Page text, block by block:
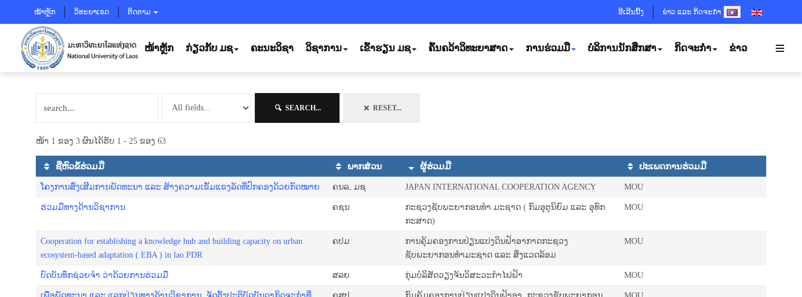
ໝ້າຫຼັກ ວິທະຍາເຂດ ຕິດຕາມ ອີເລີນນີ້ງ ຂ່າວ ແລະ ກິດຈະກຳSELECT YOUR
ໜ້າຫຼັກ ກ່ຽວກັບ ມຊ ຄະນະວິຊາ ວິຊາການ ເຂົ້າຮຽນ ມຊ ຄົ້ນຄວ້າວິທະຍາສາດ ການຮ່ວມມື ບໍລິການນັກສຶກສາ ກິດຈະກຳ ຂ່າວ
SEARCH... RESET...
ໜ້າ 1 ຂອງ 3 ຜົນໄດ້ຮັບ 1 - 25 ຂອງ 63
ຊື່ຫົວຂໍ້ຮ່ວມມື ພາກສ່ວນ ຜູ້ຮ່ວມມື ປະເພດການຮ່ວມມື
ໂຄງການສົ່ງເສີມການພັດທະນາ ແລະ ສ້າງຄວາມເຂັ້ມແຂງລັດທີ່ປົກຄອງດ້ວຍກົດໝາຍ ຄນລ, ມຊ JAPAN INTERNATIONAL COOPERATION AGENCY MOU
ຮ່ວມມືທາງດ້ານວິຊາການ ຄຊນ
ກະຊວງຊັບພະຍາກອນທຳ ມະຊາດ ( ກົມອຸຕຸນິຍົມ ແລະ ອຸທົກ
ກະສາດ)
MOU
Cooperation for establishing a knowledge hub and building capacity on urban
ecosystem-based adaptation ( EBA ) in lao PDR
ຄປມ
ການຄຸ້ມຄອງການປ່ຽນແປງດິນຟ້າອາກາດກະຊວງ
ຊັບພະຍາກອນທຳມະຊາດ ແລະ ສິ່ງແວດລ້ອມ
MOU
ບົດບັນທຶກຊ່ວຍຈໍາ ວ່າດ້ວຍການຮ່ວມມື ສລຍ ກຸ່ມບໍລິສັດວຽງຈັນວິສະວະກຳໄຟຟ້າ MOU